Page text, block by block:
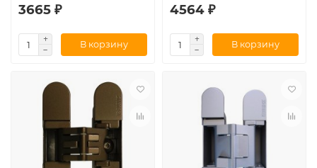
3665 ₽
В корзину
4564 ₽
В корзину